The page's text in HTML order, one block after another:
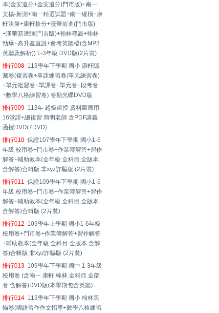
本(金安追分+金安追分(門市版)+南一
文揚-新測+南一精選試題+南一縱橫+康
軒決勝+康軒搶分+漢華前進(門市版)
+漢華新達陣(門市版)+翰林穩贏+翰林
勁爆+高升鑫直說+會考英聽檔(含MP3
英聽及解析)) 1-3年級 DVD版(2片裝)
排行008 113學年下學期 國小 康軒隱
藏卷(複習卷+單課練習卷(單元練習卷)
+單元複習卷+單課卷+單元卷+段考卷
+數學八格練習卷) 卷類光碟DVD版
排行009 113年 超級函授 資料庫應用
16堂課+總複習 簡明老師 含PDF講義
函授DVD(7DVD)
排行010 保證107學年下學期 國小1-6
年級 校用卷+門市卷+作業簿解答+習作
解答+輔助教本(全年級.全科目.全版本.
含解答)合輯版 非xyz詐騙版 (2片裝)
排行011 保證109學年下學期 國小1-6
年級 校用卷+門市卷+作業簿解答+習作
解答+輔助教本(全年級.全科目.全版本.
含解答)合輯版 (2片裝)
排行012 109學年上學期 國小1-6年級
校用卷+門市卷+作業簿解答+習作解答
+輔助教本(全年級.全科目.全版本.含解
答)合輯版 非xyz詐騙版 (2片裝)
排行013 109學年下學期 國中 1-3年級
校用卷 (含南一.康軒.翰林.全科目.全部
卷.含解答)DVD版(本學期包含英聽)
排行014 113學年下學期 國小 翰林黑
貓卷(國語習作作文指導+數學八格練習